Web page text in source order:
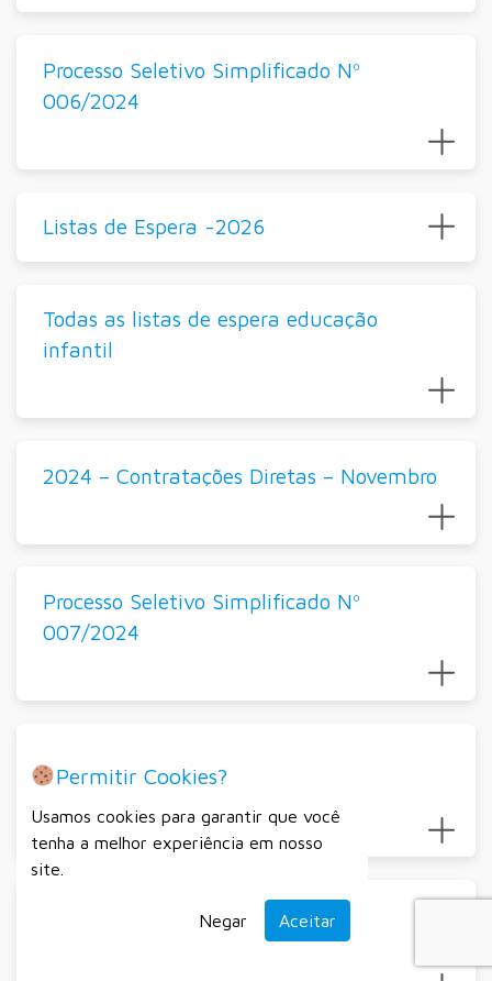
Processo Seletivo Simplificado Nº
006/2024
Listas de Espera -2026
Todas as listas de espera educação
infantil
2024 – Contratações Diretas – Novembro
Processo Seletivo Simplificado Nº
007/2024
Comércio e Serviços
Processo Seletivo Simplificado Nº
Permitir Cookies?
Usamos cookies para garantir que você
tenha a melhor experiência em nosso
site.
Negar Aceitar